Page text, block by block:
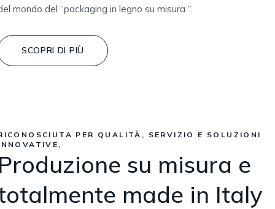
mondo del “packaging in legno su misura “.
SCOPRI DI PIÙ
PER QUALITÀ, SERVIZIO E SOLUZIONI
su misura e
made in Italy